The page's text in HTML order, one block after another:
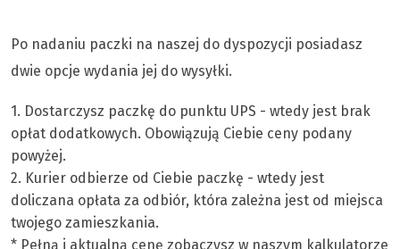
Po nadaniu paczki na naszej do dyspozycji posiadasz
dwie opcje wydania jej do wysyłki.
1. Dostarczysz paczkę do punktu UPS - wtedy jest brak
opłat dodatkowych. Obowiązują Ciebie ceny podany
powyżej.
2. Kurier odbierze od Ciebie paczkę - wtedy jest
doliczana opłata za odbiór, która zależna jest od miejsca
twojego zamieszkania.
* Pełną i aktualną cenę zobaczysz w naszym kalkulatorze